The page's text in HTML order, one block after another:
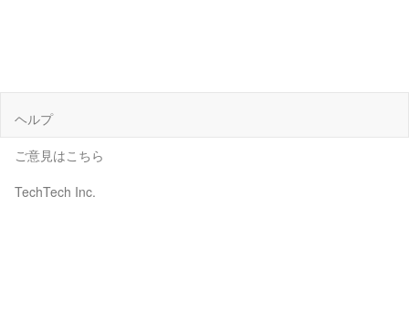
ヘルプ
ご意見はこちら
TechTech Inc.